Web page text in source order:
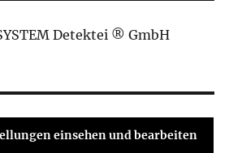
Detektei ® GmbH
einsehen und bearbeiten